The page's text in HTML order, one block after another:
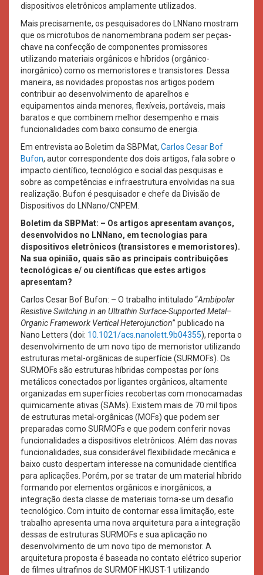
dispositivos eletrônicos amplamente utilizados.
Mais precisamente, os pesquisadores do LNNano mostram
que os microtubos de nanomembrana podem ser peças-
chave na confecção de componentes promissores
utilizando materiais orgânicos e híbridos (orgânico-
inorgânico) como os memoristores e transistores. Dessa
maneira, as novidades propostas nos artigos podem
contribuir ao desenvolvimento de aparelhos e
equipamentos ainda menores, flexíveis, portáveis, mais
baratos e que combinem melhor desempenho e mais
funcionalidades com baixo consumo de energia.
Em entrevista ao Boletim da SBPMat, Carlos Cesar Bof
Bufon, autor correspondente dos dois artigos, fala sobre o
impacto científico, tecnológico e social das pesquisas e
sobre as competências e infraestrutura envolvidas na sua
realização. Bufon é pesquisador e chefe da Divisão de
Dispositivos do LNNano/CNPEM.
Boletim da SBPMat: – Os artigos apresentam avanços,
desenvolvidos no LNNano, em tecnologias para
dispositivos eletrônicos (transistores e memoristores).
Na sua opinião, quais são as principais contribuições
tecnológicas e/ ou científicas que estes artigos
apresentam?
Carlos Cesar Bof Bufon: – O trabalho intitulado “Ambipolar
Resistive Switching in an Ultrathin Surface-Supported Metal–
Organic Framework Vertical Heterojunction” publicado na
Nano Letters (doi: 10.1021/acs.nanolett.9b04355), reporta o
desenvolvimento de um novo tipo de memoristor utilizando
estruturas metal-orgânicas de superfície (SURMOFs). Os
SURMOFs são estruturas híbridas compostas por íons
metálicos conectados por ligantes orgânicos, altamente
organizadas em superfícies recobertas com monocamadas
quimicamente ativas (SAMs). Existem mais de 70 mil tipos
de estruturas metal-orgânicas (MOFs) que podem ser
preparadas como SURMOFs e que podem conferir novas
funcionalidades a dispositivos eletrônicos. Além das novas
funcionalidades, sua considerável flexibilidade mecânica e
baixo custo despertam interesse na comunidade científica
para aplicações. Porém, por se tratar de um material híbrido
formando por elementos orgânicos e inorgânicos, a
integração desta classe de materiais torna-se um desafio
tecnológico. Com intuito de contornar essa limitação, este
trabalho apresenta uma nova arquitetura para a integração
dessas de estruturas SURMOFs e sua aplicação no
desenvolvimento de um novo tipo de memoristor. A
arquitetura proposta é baseada no contato elétrico superior
de filmes ultrafinos de SURMOF HKUST-1 utilizando